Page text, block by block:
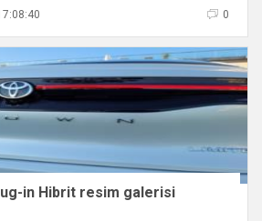
0
in Hibrit resim galerisi